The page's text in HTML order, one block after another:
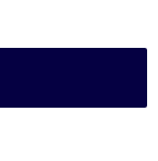
月島」